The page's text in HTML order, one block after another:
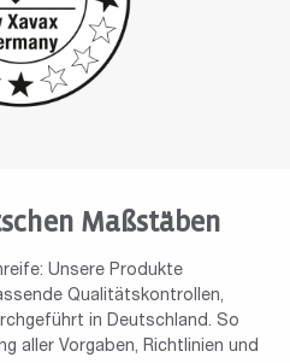
Maßstäben
Unsere Produkte
Qualitätskontrollen,
in Deutschland. So
aller Vorgaben, Richtlinien und